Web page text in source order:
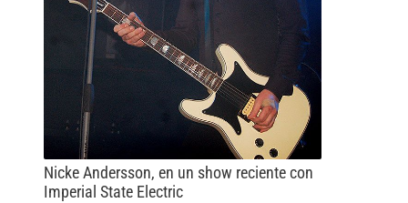
Nicke Andersson, en un show reciente con
Imperial State Electric